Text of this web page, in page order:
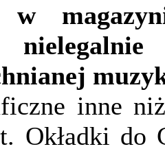
w
inne
Okładki do